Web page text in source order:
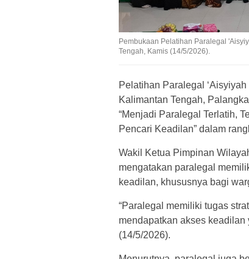
Pembukaan Pelatihan Paralegal
Tengah, Kamis (14/5/2026).
Pelatihan Paralegal
Kalimantan Tengah,
“Menjadi Paralegal Terlatih,
Pencari Keadilan” dalam
Wakil Ketua Pimpinan
mengatakan paralegal
keadilan, khususnya bagi
“Paralegal memiliki tugas
mendapatkan akses keadilan
(14/5/2026).